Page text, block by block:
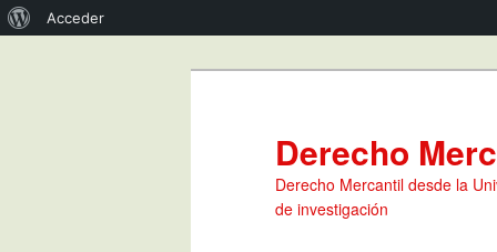
Acerca
Acceder
Derecho
Derecho Mercantil desde la
de investigación